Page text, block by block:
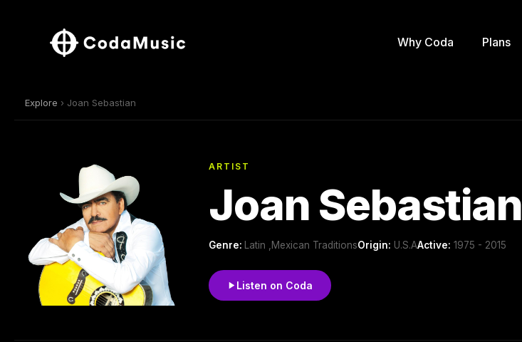
Why Coda Plans
Explore › Joan Sebastian
ARTIST
Joan Sebastian
Genre: Latin ,Mexican TraditionsOrigin: U.S.AActive: 1975 - 2015
Listen on Coda